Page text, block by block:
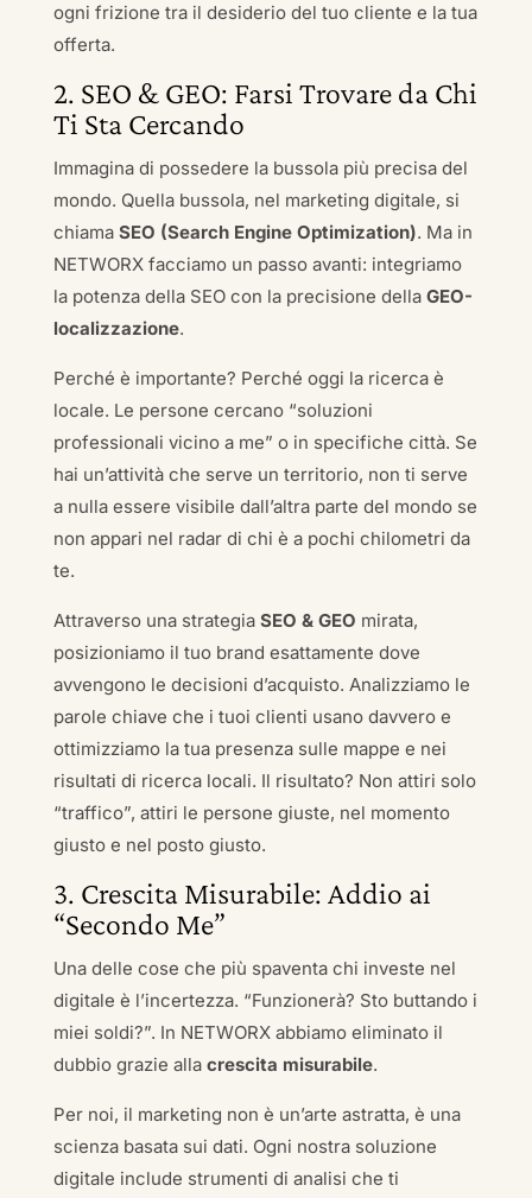
ogni frizione tra il desiderio del tuo cliente e la tua
offerta.
2. SEO & GEO: Farsi Trovare da Chi
Ti Sta Cercando
Immagina di possedere la bussola più precisa del
mondo. Quella bussola, nel marketing digitale, si
chiama SEO (Search Engine Optimization). Ma in
NETWORX facciamo un passo avanti: integriamo
la potenza della SEO con la precisione della GEO-
localizzazione.
Perché è importante? Perché oggi la ricerca è
locale. Le persone cercano “soluzioni
professionali vicino a me” o in specifiche città. Se
hai un’attività che serve un territorio, non ti serve
a nulla essere visibile dall’altra parte del mondo se
non appari nel radar di chi è a pochi chilometri da
te.
Attraverso una strategia SEO & GEO mirata,
posizioniamo il tuo brand esattamente dove
avvengono le decisioni d’acquisto. Analizziamo le
parole chiave che i tuoi clienti usano davvero e
ottimizziamo la tua presenza sulle mappe e nei
risultati di ricerca locali. Il risultato? Non attiri solo
“traffico”, attiri le persone giuste, nel momento
giusto e nel posto giusto.
3. Crescita Misurabile: Addio ai
“Secondo Me”
Una delle cose che più spaventa chi investe nel
digitale è l’incertezza. “Funzionerà? Sto buttando i
miei soldi?”. In NETWORX abbiamo eliminato il
dubbio grazie alla crescita misurabile.
Per noi, il marketing non è un’arte astratta, è una
scienza basata sui dati. Ogni nostra soluzione
digitale include strumenti di analisi che ti